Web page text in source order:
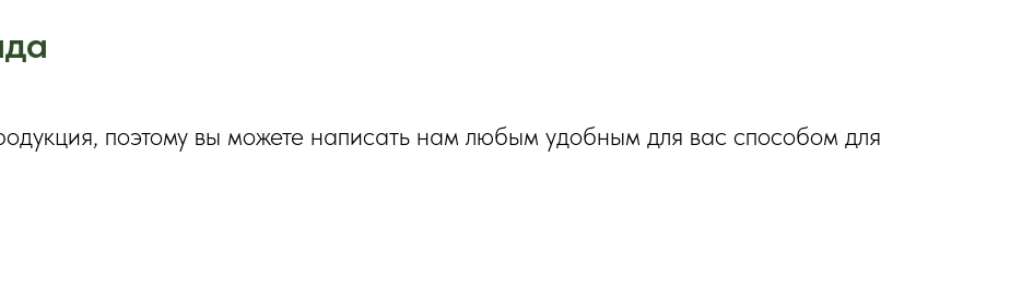
поэтому вы можете написать нам любым удобным для вас способом для